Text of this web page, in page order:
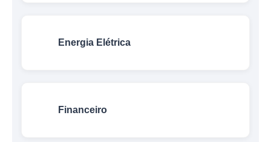
Energia Elétrica
Financeiro